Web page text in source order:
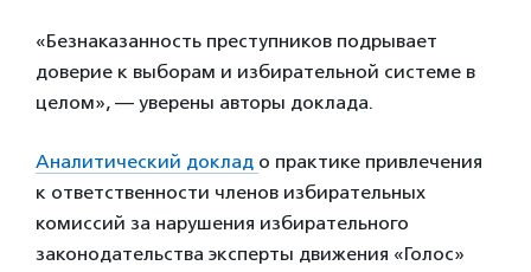
«Безнаказанность преступников подрывает
доверие к выборам и избирательной системе в
целом», — уверены авторы доклада.
Аналитический доклад о практике привлечения
к ответственности членов избирательных
комиссий за нарушения избирательного
законодательства эксперты движения «Голос»